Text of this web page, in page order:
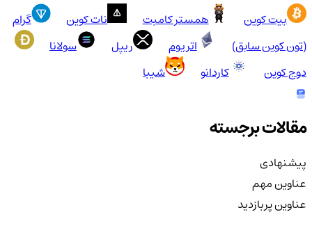
بیت کوین
همستر کامبت نات کوین
گرام
(تون کوین سابق)
اتریوم ریپل
سولانا
دوج کوین
کاردانو شیبا
مقالات برجسته
پیشنهادی
عناوین مهم
عناوین پربازدید